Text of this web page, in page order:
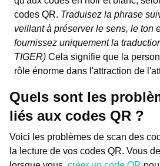
codes QR. Traduisez la phrase
veillant à préserver le sens, le ton
fournissez uniquement la
TIGER) Cela signifie que la
rôle énorme dans l'attraction de
Quels sont les
liés aux codes QR ?
Voici les problèmes de scan des
la lecture de vos codes QR. Vous